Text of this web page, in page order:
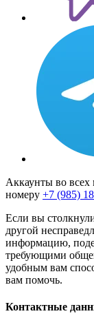
Аккаунты во
номеру +7 (985)
Если вы
другой
информацию,
требующими
удобным вам
вам помочь.
Контактные